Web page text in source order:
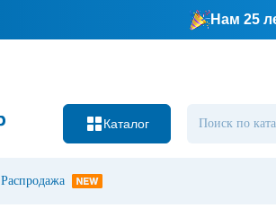
Нам 25
Каталог
Распродажа